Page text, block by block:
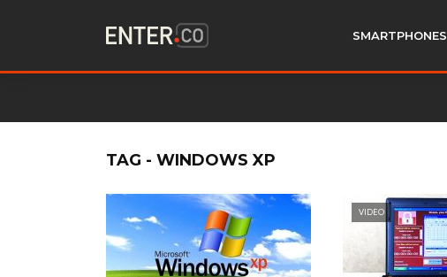
SMARTPHONES
TAG - WINDOWS XP
VIDEO